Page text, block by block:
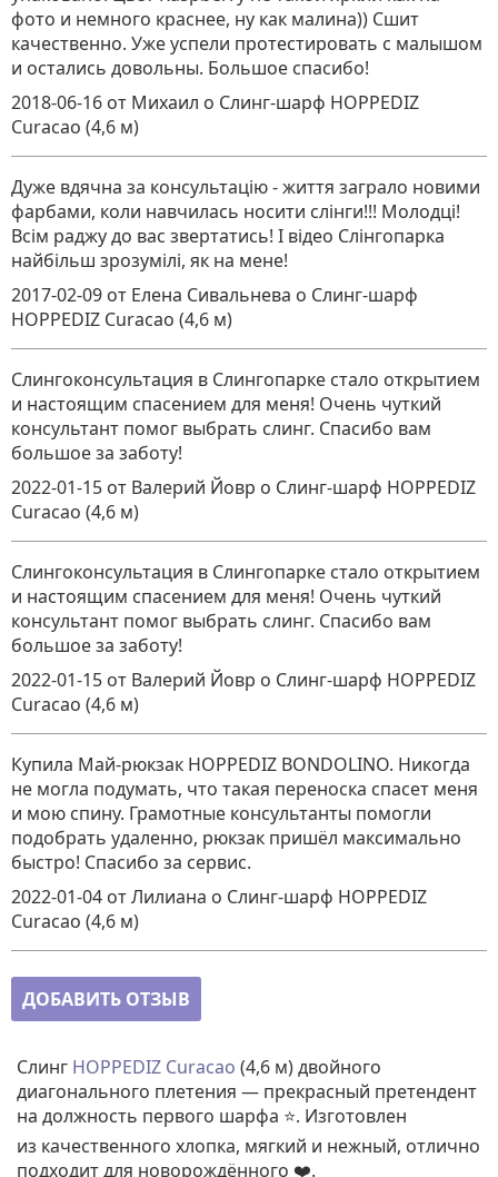
фото и немного краснее, ну как малина)) Сшит
качественно. Уже успели протестировать с малышом
и остались довольны. Большое спасибо!
2018-06-16 от Михаил о Слинг-шарф HOPPEDIZ
Curacao (4,6 м)
Дуже вдячна за консультацію - життя заграло новими
фарбами, коли навчилась носити слінги!!! Молодці!
Всім раджу до вас звертатись! І відео Слінгопарка
найбільш зрозумілі, як на мене!
2017-02-09 от Елена Сивальнева о Слинг-шарф
HOPPEDIZ Curacao (4,6 м)
Слингоконсультация в Слингопарке стало открытием
и настоящим спасением для меня! Очень чуткий
консультант помог выбрать слинг. Спасибо вам
большое за заботу!
2022-01-15 от Валерий Йовр о Слинг-шарф HOPPEDIZ
Curacao (4,6 м)
Слингоконсультация в Слингопарке стало открытием
и настоящим спасением для меня! Очень чуткий
консультант помог выбрать слинг. Спасибо вам
большое за заботу!
2022-01-15 от Валерий Йовр о Слинг-шарф HOPPEDIZ
Curacao (4,6 м)
Купила Май-рюкзак HOPPEDIZ BONDOLINO. Никогда
не могла подумать, что такая переноска спасет меня
и мою спину. Грамотные консультанты помогли
подобрать удаленно, рюкзак пришёл максимально
быстро! Спасибо за сервис.
2022-01-04 от Лилиана о Слинг-шарф HOPPEDIZ
Curacao (4,6 м)
ДОБАВИТЬ ОТЗЫВ
Слинг HOPPEDIZ Curacao (4,6 м) двойного
диагонального плетения — прекрасный претендент
на должность первого шарфа ⭐. Изготовлен
из качественного хлопка, мягкий и нежный, отлично
подходит для новорождённого ❤️.